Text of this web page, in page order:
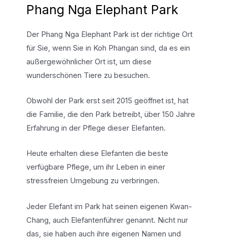
Phang Nga Elephant Park
Der Phang Nga Elephant Park ist der richtige Ort
für Sie, wenn Sie in Koh Phangan sind, da es ein
außergewöhnlicher Ort ist, um diese
wunderschönen Tiere zu besuchen.
Obwohl der Park erst seit 2015 geöffnet ist, hat
die Familie, die den Park betreibt, über 150 Jahre
Erfahrung in der Pflege dieser Elefanten.
Heute erhalten diese Elefanten die beste
verfügbare Pflege, um ihr Leben in einer
stressfreien Umgebung zu verbringen.
Jeder Elefant im Park hat seinen eigenen Kwan-
Chang, auch Elefantenführer genannt. Nicht nur
das, sie haben auch ihre eigenen Namen und